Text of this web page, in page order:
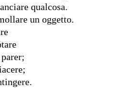
qualcosa.
un oggetto.